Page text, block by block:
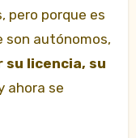
pero porque es
son autónomos,
su licencia, su
ahora se